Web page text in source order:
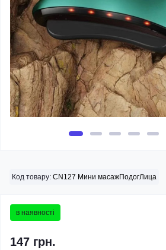
Код товару: CN127 Мини масажПодогЛица
в наявності
147 грн.